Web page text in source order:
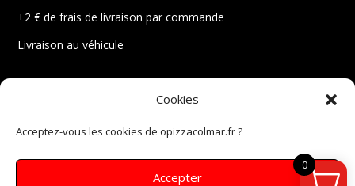
Cookies
Acceptez-vous les cookies de opizzacolmar.fr ?
Accepter
+2 € de frais de livraison par commande
Livraison au véhicule
Conditions générales de vente
Politique de cookies
Instagram
Facebook
0